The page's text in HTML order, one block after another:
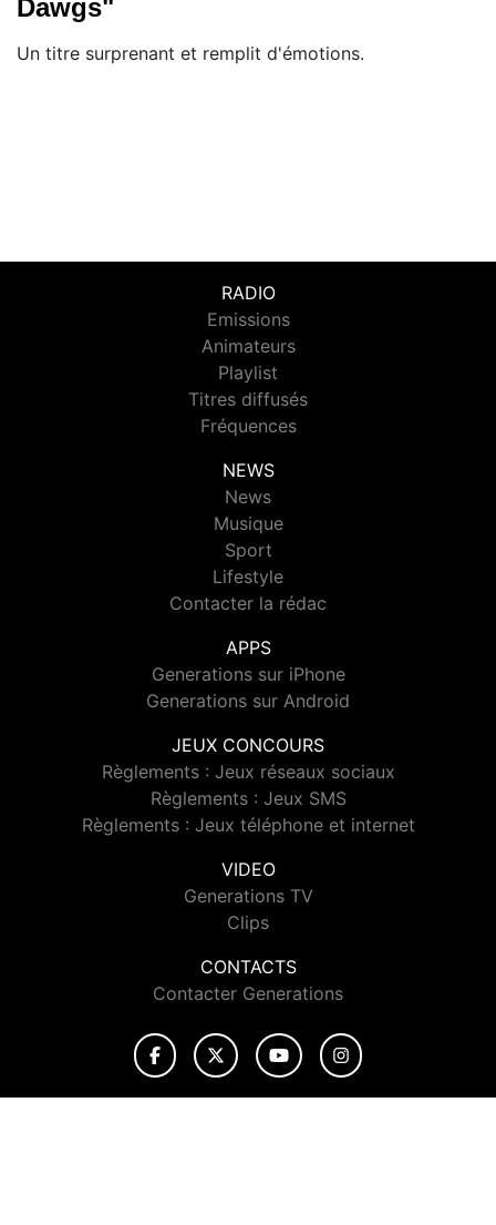
Dawgs"
Un titre surprenant et remplit d'émotions.
RADIO
Emissions
Animateurs
Playlist
Titres diffusés
Fréquences
NEWS
News
Musique
Sport
Lifestyle
Contacter la rédac
APPS
Generations sur iPhone
Generations sur Android
JEUX CONCOURS
Règlements : Jeux réseaux sociaux
Règlements : Jeux SMS
Règlements : Jeux téléphone et internet
VIDEO
Generations TV
Clips
CONTACTS
Contacter Generations